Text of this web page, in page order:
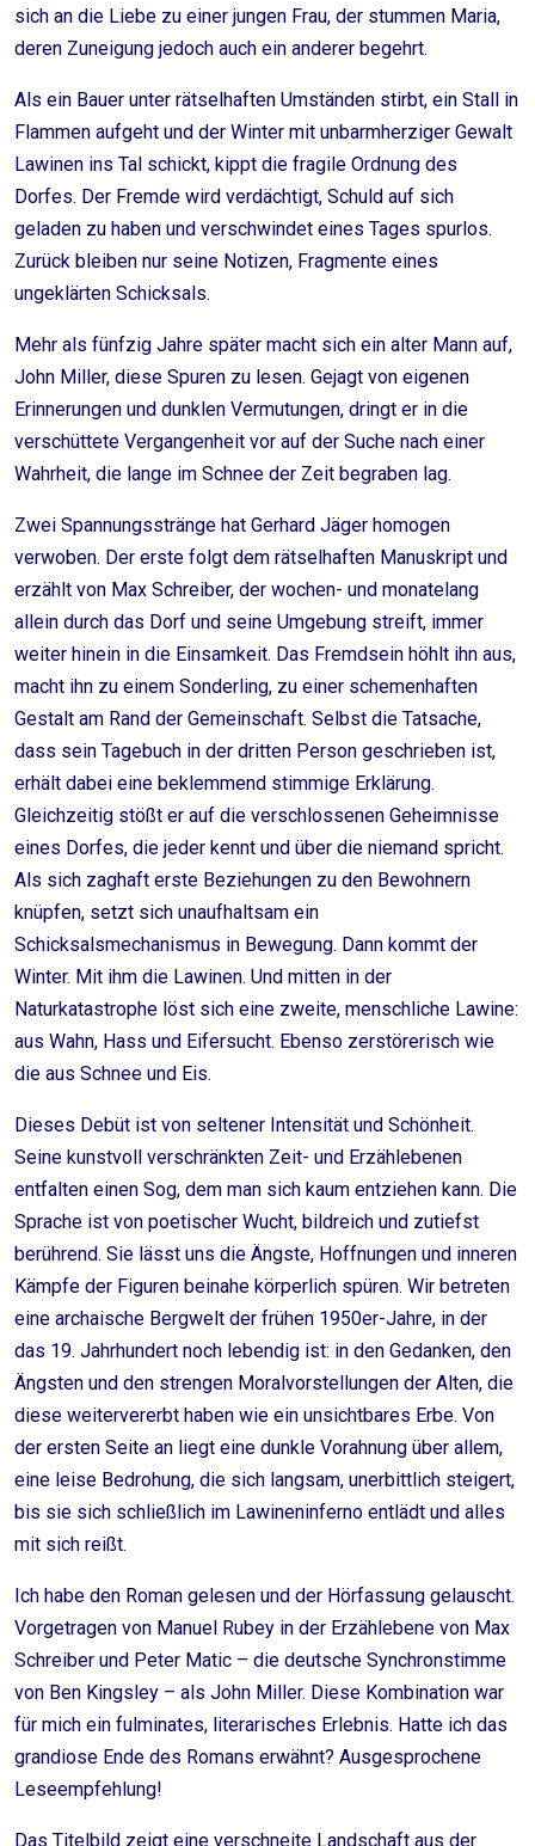
sich an die Liebe zu einer jungen Frau, der stummen Maria,
deren Zuneigung jedoch auch ein anderer begehrt.
Als ein Bauer unter rätselhaften Umständen stirbt, ein Stall in
Flammen aufgeht und der Winter mit unbarmherziger Gewalt
Lawinen ins Tal schickt, kippt die fragile Ordnung des
Dorfes. Der Fremde wird verdächtigt, Schuld auf sich
geladen zu haben und verschwindet eines Tages spurlos.
Zurück bleiben nur seine Notizen, Fragmente eines
ungeklärten Schicksals.
Mehr als fünfzig Jahre später macht sich ein alter Mann auf,
John Miller, diese Spuren zu lesen. Gejagt von eigenen
Erinnerungen und dunklen Vermutungen, dringt er in die
verschüttete Vergangenheit vor auf der Suche nach einer
Wahrheit, die lange im Schnee der Zeit begraben lag.
Zwei Spannungsstränge hat Gerhard Jäger homogen
verwoben. Der erste folgt dem rätselhaften Manuskript und
erzählt von Max Schreiber, der wochen- und monatelang
allein durch das Dorf und seine Umgebung streift, immer
weiter hinein in die Einsamkeit. Das Fremdsein höhlt ihn aus,
macht ihn zu einem Sonderling, zu einer schemenhaften
Gestalt am Rand der Gemeinschaft. Selbst die Tatsache,
dass sein Tagebuch in der dritten Person geschrieben ist,
erhält dabei eine beklemmend stimmige Erklärung.
Gleichzeitig stößt er auf die verschlossenen Geheimnisse
eines Dorfes, die jeder kennt und über die niemand spricht.
Als sich zaghaft erste Beziehungen zu den Bewohnern
knüpfen, setzt sich unaufhaltsam ein
Schicksalsmechanismus in Bewegung. Dann kommt der
Winter. Mit ihm die Lawinen. Und mitten in der
Naturkatastrophe löst sich eine zweite, menschliche Lawine:
aus Wahn, Hass und Eifersucht. Ebenso zerstörerisch wie
die aus Schnee und Eis.
Dieses Debüt ist von seltener Intensität und Schönheit.
Seine kunstvoll verschränkten Zeit- und Erzählebenen
entfalten einen Sog, dem man sich kaum entziehen kann. Die
Sprache ist von poetischer Wucht, bildreich und zutiefst
berührend. Sie lässt uns die Ängste, Hoffnungen und inneren
Kämpfe der Figuren beinahe körperlich spüren. Wir betreten
eine archaische Bergwelt der frühen 1950er-Jahre, in der
das 19. Jahrhundert noch lebendig ist: in den Gedanken, den
Ängsten und den strengen Moralvorstellungen der Alten, die
diese weitervererbt haben wie ein unsichtbares Erbe. Von
der ersten Seite an liegt eine dunkle Vorahnung über allem,
eine leise Bedrohung, die sich langsam, unerbittlich steigert,
bis sie sich schließlich im Lawineninferno entlädt und alles
mit sich reißt.
Ich habe den Roman gelesen und der Hörfassung gelauscht.
Vorgetragen von Manuel Rubey in der Erzählebene von Max
Schreiber und Peter Matic – die deutsche Synchronstimme
von Ben Kingsley – als John Miller. Diese Kombination war
für mich ein fulminates, literarisches Erlebnis. Hatte ich das
grandiose Ende des Romans erwähnt? Ausgesprochene
Leseempfehlung!
Das Titelbild zeigt eine verschneite Landschaft aus der